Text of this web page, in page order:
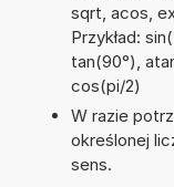
sqrt, acos,
Przykład:
tan(90°),
cos(pi/2)
W razie
określonej
sens.